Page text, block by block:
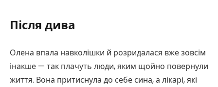
Після дива
Олена впала навколішки й розридалася вже зовсім
інакше — так плачуть люди, яким щойно повернули
життя. Вона притиснула до себе сина, а лікарі, які